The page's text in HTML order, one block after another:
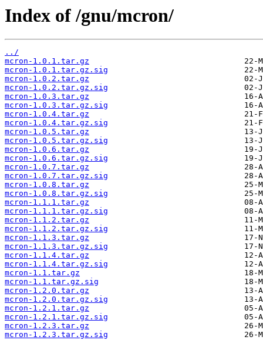
Index of /gnu/mcron/
../
mcron-1.0.1.tar.gz
mcron-1.0.1.tar.gz.sig
mcron-1.0.2.tar.gz
mcron-1.0.2.tar.gz.sig
mcron-1.0.3.tar.gz
mcron-1.0.3.tar.gz.sig
mcron-1.0.4.tar.gz
mcron-1.0.4.tar.gz.sig
mcron-1.0.5.tar.gz
mcron-1.0.5.tar.gz.sig
mcron-1.0.6.tar.gz
mcron-1.0.6.tar.gz.sig
mcron-1.0.7.tar.gz
mcron-1.0.7.tar.gz.sig
mcron-1.0.8.tar.gz
mcron-1.0.8.tar.gz.sig
mcron-1.1.1.tar.gz
mcron-1.1.1.tar.gz.sig
mcron-1.1.2.tar.gz
mcron-1.1.2.tar.gz.sig
mcron-1.1.3.tar.gz
mcron-1.1.3.tar.gz.sig
mcron-1.1.4.tar.gz
mcron-1.1.4.tar.gz.sig
mcron-1.1.tar.gz
mcron-1.1.tar.gz.sig
mcron-1.2.0.tar.gz
mcron-1.2.0.tar.gz.sig
mcron-1.2.1.tar.gz
mcron-1.2.1.tar.gz.sig
mcron-1.2.3.tar.gz
mcron-1.2.3.tar.gz.sig